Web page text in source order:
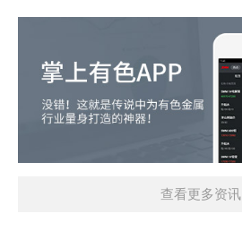
查看更多资讯